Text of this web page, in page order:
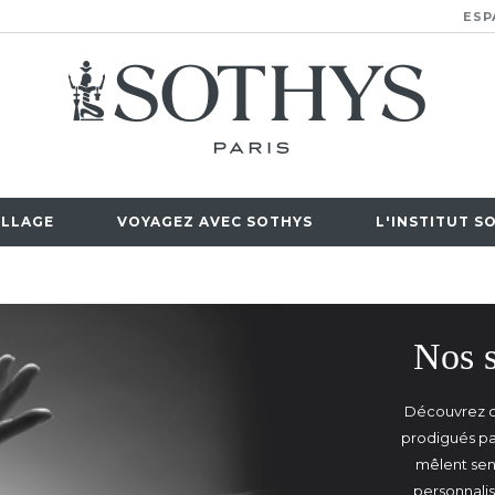
VOYAGEZ AVEC SOTHYS L'INSTITUT
Nos
Découvrez
prodigués
mêlent